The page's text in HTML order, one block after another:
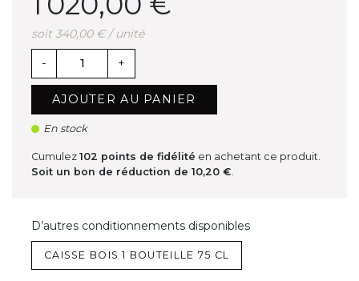
soit 340,00 € / unité
- +
AJOUTER AU PANIER
En stock
Cumulez 102 points de fidélité en achetant ce produit.
Soit un bon de réduction de 10,20 €.
D’autres conditionnements disponibles
CAISSE BOIS 1 BOUTEILLE 75 CL